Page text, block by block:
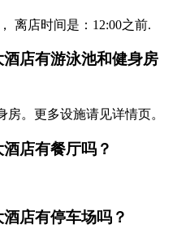
离店时间是：12:00之前.
店有游泳池和健身房
。更多设施请见详情页。
店有餐厅吗？
店有停车场吗？